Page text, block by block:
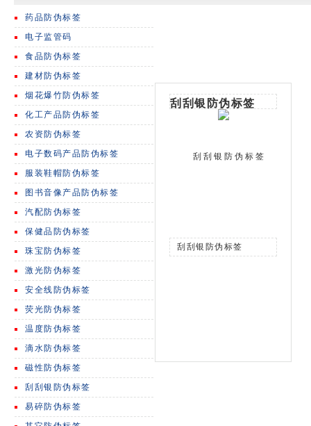
药品防伪标签
电子监管码
食品防伪标签
建材防伪标签
烟花爆竹防伪标签
化工产品防伪标签
农资防伪标签
电子数码产品防伪标签
服装鞋帽防伪标签
图书音像产品防伪标签
汽配防伪标签
保健品防伪标签
珠宝防伪标签
激光防伪标签
安全线防伪标签
荧光防伪标签
温度防伪标签
滴水防伪标签
磁性防伪标签
刮刮银防伪标签
易碎防伪标签
刮刮银防伪标签
刮刮银防伪标签
刮刮银防伪标签